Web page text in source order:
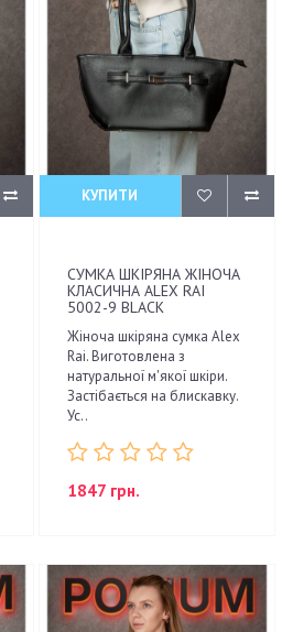
КУПИТИ
СУМКА ШКІРЯНА ЖІНОЧА
КЛАСИЧНА ALEX RAI
5002-9 BLACK
Жіноча шкіряна сумка Alex
Rai. Виготовлена з
натуральної м'якої шкіри.
Застібається на блискавку.
Ус..
1847 грн.